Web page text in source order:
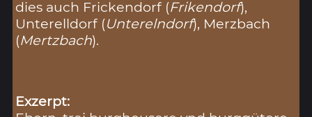
dies auch Frickendorf (Frikendorf),
Unterelldorf (Unterelndorf), Merzbach
(Mertzbach).
Exzerpt: